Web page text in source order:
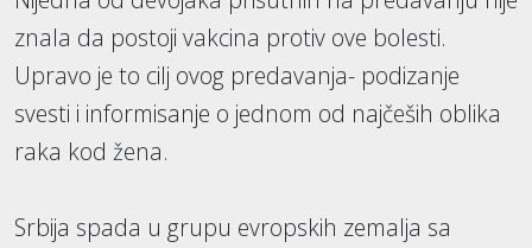
znala da postoji vakcina protiv ove bolesti.
Upravo je to cilj ovog predavanja- podizanje
svesti i informisanje o jednom od najčeših oblika
raka kod žena.
Srbija spada u grupu evropskih zemalja sa